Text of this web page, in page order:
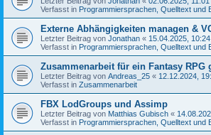
Verfasst in Programmiersprachen, Quelltext und
Externe Abhängigkeiten managen &
Letzter Beitrag von Jonathan « 15.04.2025, 10:24
Verfasst in Programmiersprachen, Quelltext und
Zusammenarbeit für ein Fantasy RPG
Letzter Beitrag von Andreas_25 « 12.12.2024,
Verfasst in Zusammenarbeit
FBX LodGroups und Assimp
Letzter Beitrag von Matthias Gubisch «
Verfasst in Programmiersprachen, Quelltext und